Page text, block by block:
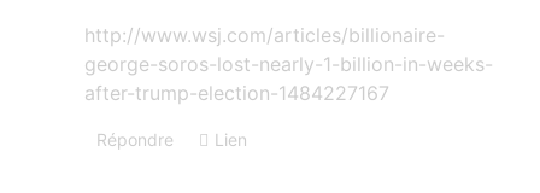
http://www.wsj.com/articles/billionaire-
george-soros-lost-nearly-1-billion-in-weeks-
after-trump-election-1484227167
Répondre Lien